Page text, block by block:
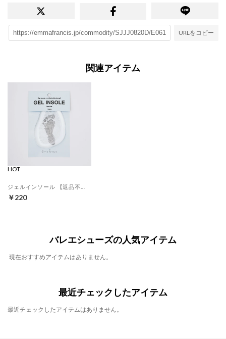
URLをコピー
関連アイテム
HOT
￥220
バレエシューズの人気アイテム
現在おすすめアイテムはありません。
最近チェックしたアイテム
最近チェックしたアイテムはありません。